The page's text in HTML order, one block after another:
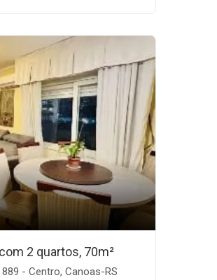
2 quartos, 70m²
- Centro, Canoas-RS